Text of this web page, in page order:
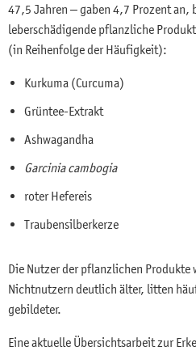
47,5 Jahren – gaben 4,7 Prozent an,
leberschädigende pflanzliche
(in Reihenfolge der Häufigkeit):
Kurkuma (Curcuma)
Grüntee-Extrakt
Ashwagandha
Garcinia cambogia
roter Hefereis
Traubensilberkerze
Die Nutzer der pflanzlichen Produkte
Nichtnutzern deutlich älter, litten
gebildeter.
Eine aktuelle Übersichtsarbeit zur